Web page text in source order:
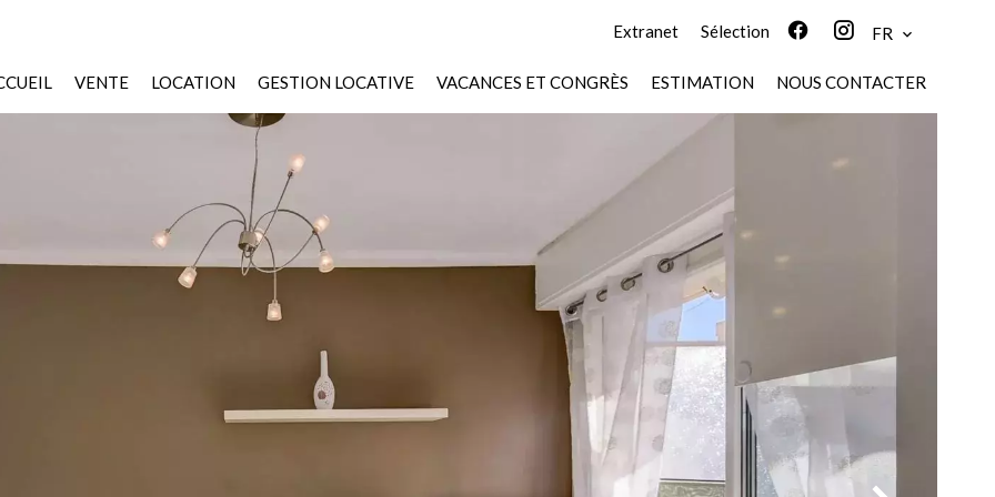
Extranet Sélection FR
VENTE LOCATION GESTION LOCATIVE VACANCES ET CONGRÈS ESTIMATION NOUS CONTACTER